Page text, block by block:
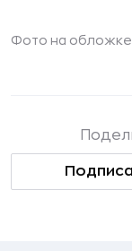
Фото на